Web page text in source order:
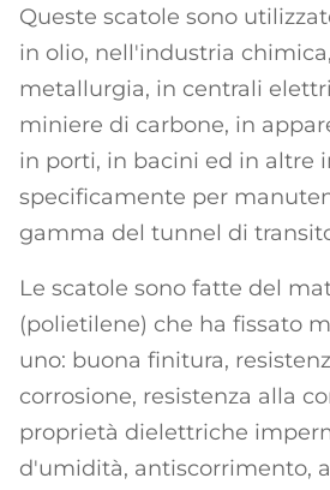
Queste scatole sono
in olio, nell'industria
metallurgia, in centrali
miniere di carbone, in
in porti, in bacini ed in altre
specificamente per
gamma del tunnel di
Le scatole sono fatte del
(polietilene) che ha fissato
uno: buona finitura,
corrosione, resistenza alla
proprietà dielettriche
d'umidità, antiscorrimento,